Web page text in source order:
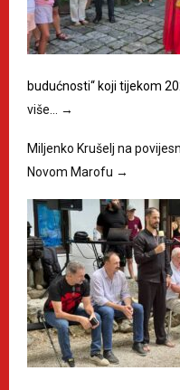
budućnosti“ koji tijekom
više…
→
Miljenko Krušelj na
Novom Marofu →